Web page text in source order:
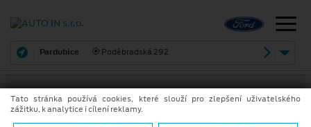
Pardubice Poděbradská 292
Tato stránka používá cookies, které slouží pro zlepšení uživatelského
zážitku, k analytice i cílení reklamy.